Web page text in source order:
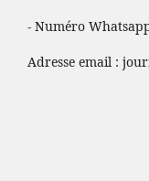
- Numéro
Adresse email :